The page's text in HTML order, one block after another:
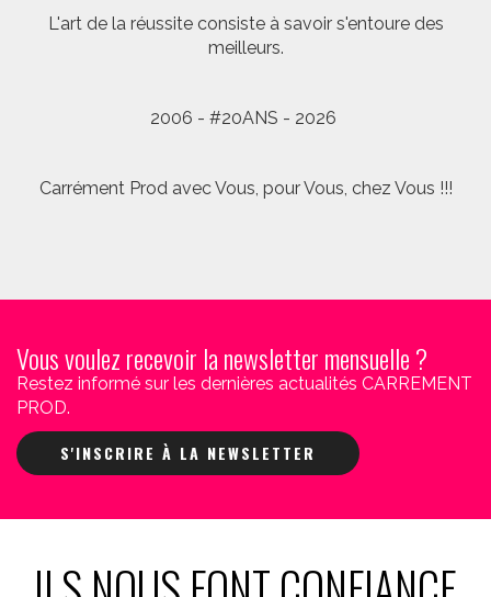
L'art de la réussite consiste à savoir s'entoure des
meilleurs.
2006 - #20ANS - 2026
Carrément Prod avec Vous, pour Vous, chez Vous !!!
Vous voulez recevoir la newsletter mensuelle ?
Restez informé sur les dernières actualités CARREMENT
PROD.
S'INSCRIRE À LA NEWSLETTER